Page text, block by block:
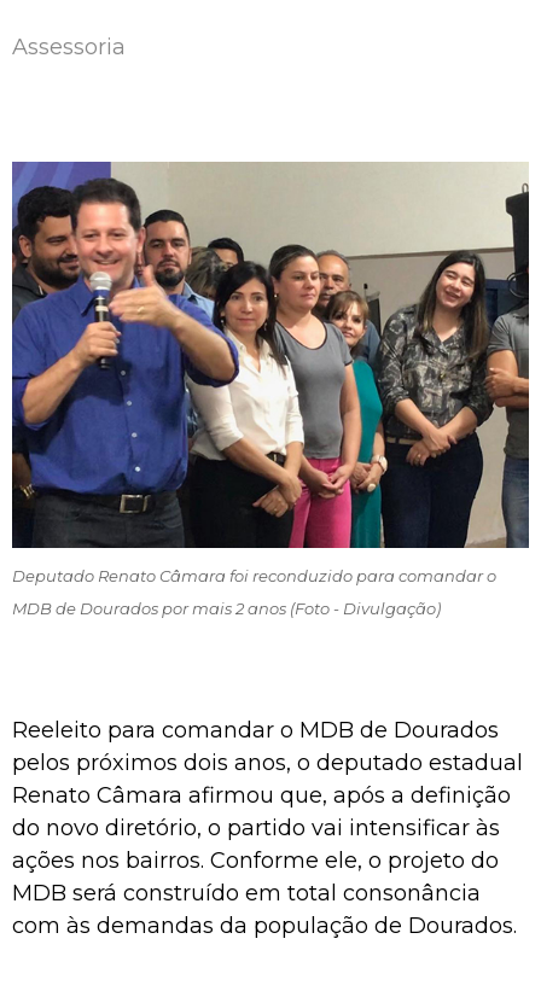
Assessoria
Deputado Renato Câmara foi reconduzido para comandar o
MDB de Dourados por mais 2 anos (Foto - Divulgação)
Reeleito para comandar o MDB de Dourados
pelos próximos dois anos, o deputado estadual
Renato Câmara afirmou que, após a definição
do novo diretório, o partido vai intensificar às
ações nos bairros. Conforme ele, o projeto do
MDB será construído em total consonância
com às demandas da população de Dourados.